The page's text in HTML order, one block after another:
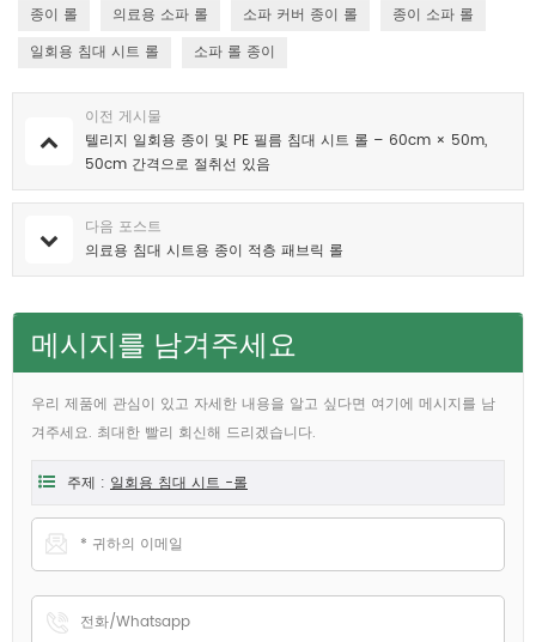
종이 롤 의료용 소파 롤 소파 커버 종이 롤
종이 소파 롤
일회용 침대 시트 롤
소파 롤 종이
이전 게시물
텔리지 일회용 종이 및 PE 필름 침대 시트 롤 – 60cm × 50m,
50cm 간격으로 절취선 있음
다음 포스트
의료용 침대 시트용 종이 적층 패브릭 롤
메시지를 남겨주세요
우리 제품에 관심이 있고 자세한 내용을 알고 싶다면 여기에 메시지를 남
겨주세요. 최대한 빨리 회신해 드리겠습니다.
주제 : 일회용 침대 시트 -롤